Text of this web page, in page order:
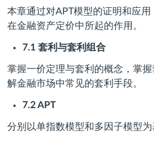
本章通过对APT模型的证明和应
在金融资产定价中所起的作用。
7.1 套利与套利组合
掌握一价定理与套利的概念，掌
解金融市场中常见的套利手段。
7.2 APT
分别以单指数模型和多因子模型为